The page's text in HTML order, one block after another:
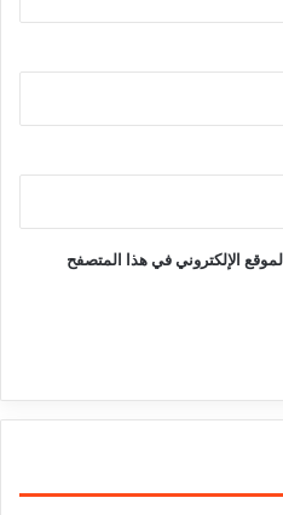
الإلكتروني في هذا المتصفح